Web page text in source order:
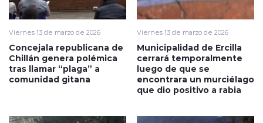
Viernes 13 de marzo de 2026
Concejala republicana de
Chillán genera polémica
tras llamar “plaga” a
comunidad gitana
Viernes 13 de marzo de 2026
Municipalidad de Ercilla
cerrará temporalmente
luego de que se
encontrara un murciélago
que dio positivo a rabia